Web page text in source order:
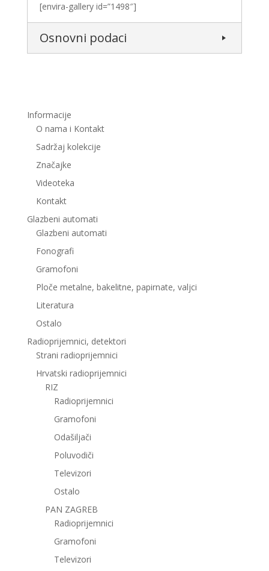
[envira-gallery id=”1498″]
Osnovni podaci
Informacije
O nama i Kontakt
Sadržaj kolekcije
Značajke
Videoteka
Kontakt
Glazbeni automati
Glazbeni automati
Fonografi
Gramofoni
Ploče metalne, bakelitne, papirnate, valjci
Literatura
Ostalo
Radioprijemnici, detektori
Strani radioprijemnici
Hrvatski radioprijemnici
RIZ
Radioprijemnici
Gramofoni
Odašiljači
Poluvodiči
Televizori
Ostalo
PAN ZAGREB
Radioprijemnici
Gramofoni
Televizori